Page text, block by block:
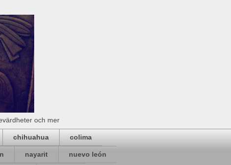
och mer
chihuahua colima
nayarit nuevo león